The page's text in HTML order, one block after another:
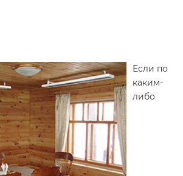
Если по
каким-
либо